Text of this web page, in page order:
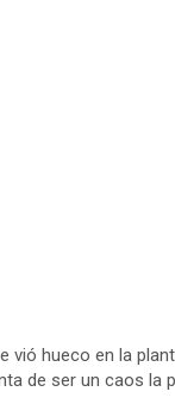
vió hueco en la
de ser un caos la